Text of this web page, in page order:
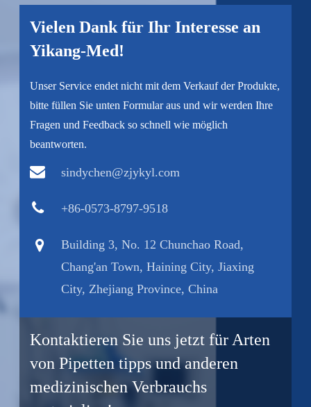
Vielen Dank für Ihr Interesse an
Yikang-Med!
Unser Service endet nicht mit dem Verkauf der Produkte,
bitte füllen Sie unten Formular aus und wir werden Ihre
Fragen und Feedback so schnell wie möglich
beantworten.
sindychen@zjykyl.com
+86-0573-8797-9518
Building 3, No. 12 Chunchao Road,
Chang'an Town, Haining City, Jiaxing
City, Zhejiang Province, China
Kontaktieren Sie uns jetzt für Arten
von Pipetten tipps und anderen
medizinischen Verbrauchs